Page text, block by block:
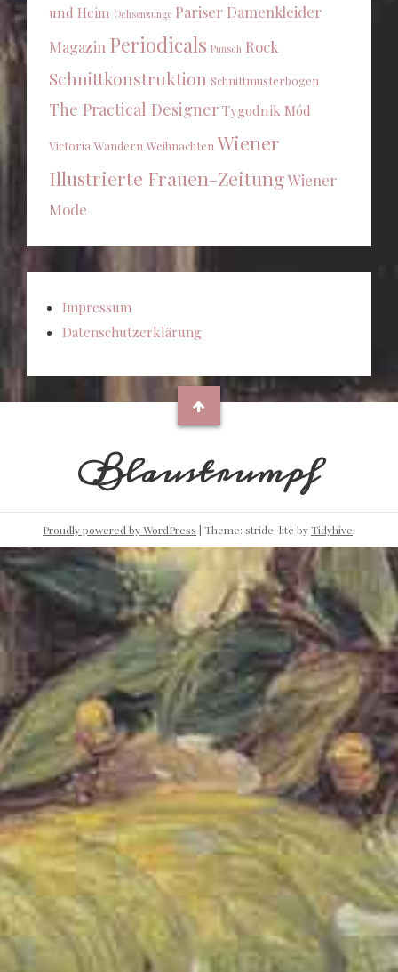
und Heim Ochsenzunge Pariser Damenkleider
Magazin Periodicals Punsch Rock
Schnittkonstruktion Schnittmusterbogen
The Practical Designer Tygodnik Mód
Victoria Wandern Weihnachten Wiener
Illustrierte Frauen-ZeitungWiener
Mode
Impressum
Datenschutzerklärung
Blaustrumpf
Proudly powered by WordPress | Theme: stride-lite byTidyhive.